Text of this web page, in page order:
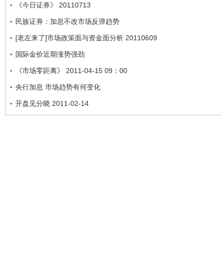
《今日证券》 20110713
民族证券：加息不改市场反弹趋势
[老左来了]市场政策面与资金面分析 20110609
国际金价近期涨势强劲
《市场零距离》 2011-04-15 09：00
央行加息 市场趋势有何变化
开盘见分晓 2011-02-14